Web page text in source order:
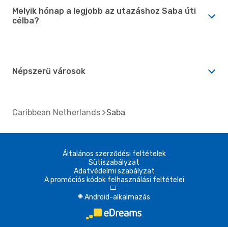
Melyik hónap a legjobb az utazáshoz Saba úti
célba?
Népszerű városok
Caribbean Netherlands Saba
Általános szerződési feltételek
Sütiszabályzat
Adatvédelmi szabályzat
A promóciós kódok felhasználási feltételei
d
A Android-alkalmazás